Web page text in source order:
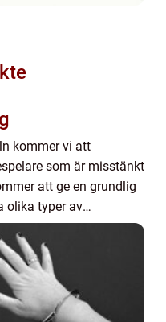
kommer vi att
som är misstänkt
att ge en grundlig
olika typer av
visa på kvan...